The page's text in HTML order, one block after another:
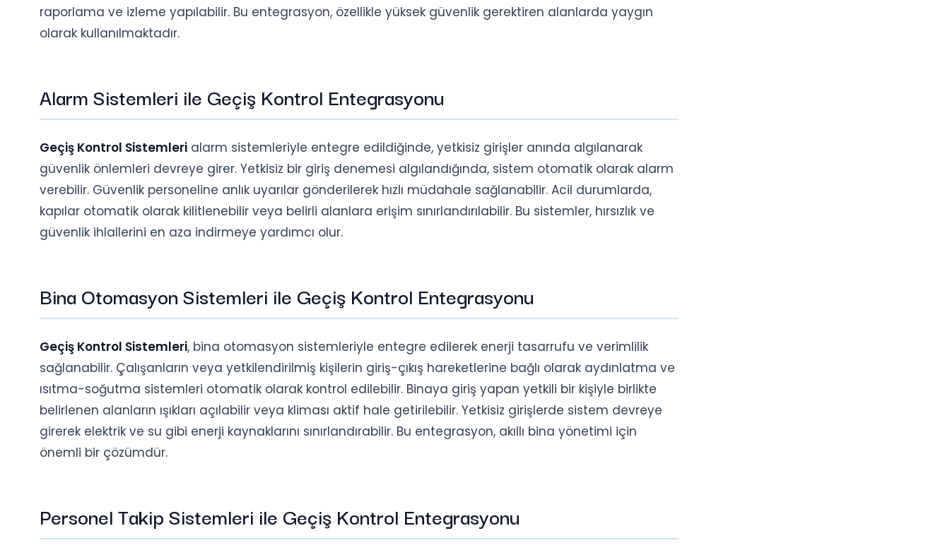
raporlama ve izleme yapılabilir. Bu entegrasyon, özellikle yüksek güvenlik gerektiren alanlarda yaygın
olarak kullanılmaktadır.
Alarm Sistemleri ile Geçiş Kontrol Entegrasyonu
Geçiş Kontrol Sistemleri alarm sistemleriyle entegre edildiğinde, yetkisiz girişler anında algılanarak
güvenlik önlemleri devreye girer. Yetkisiz bir giriş denemesi algılandığında, sistem otomatik olarak alarm
verebilir. Güvenlik personeline anlık uyarılar gönderilerek hızlı müdahale sağlanabilir. Acil durumlarda,
kapılar otomatik olarak kilitlenebilir veya belirli alanlara erişim sınırlandırılabilir. Bu sistemler, hırsızlık ve
güvenlik ihlallerini en aza indirmeye yardımcı olur.
Bina Otomasyon Sistemleri ile Geçiş Kontrol Entegrasyonu
Geçiş Kontrol Sistemleri, bina otomasyon sistemleriyle entegre edilerek enerji tasarrufu ve verimlilik
sağlanabilir. Çalışanların veya yetkilendirilmiş kişilerin giriş-çıkış hareketlerine bağlı olarak aydınlatma ve
ısıtma-soğutma sistemleri otomatik olarak kontrol edilebilir. Binaya giriş yapan yetkili bir kişiyle birlikte
belirlenen alanların ışıkları açılabilir veya kliması aktif hale getirilebilir. Yetkisiz girişlerde sistem devreye
girerek elektrik ve su gibi enerji kaynaklarını sınırlandırabilir. Bu entegrasyon, akıllı bina yönetimi için
önemli bir çözümdür.
Personel Takip Sistemleri ile Geçiş Kontrol Entegrasyonu